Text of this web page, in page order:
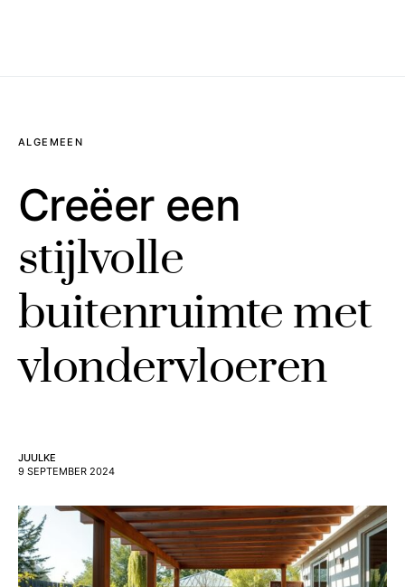
ALGEMEEN
Creëer een
stijlvolle
buitenruimte met
vlondervloeren
JUULKE
9 SEPTEMBER 2024